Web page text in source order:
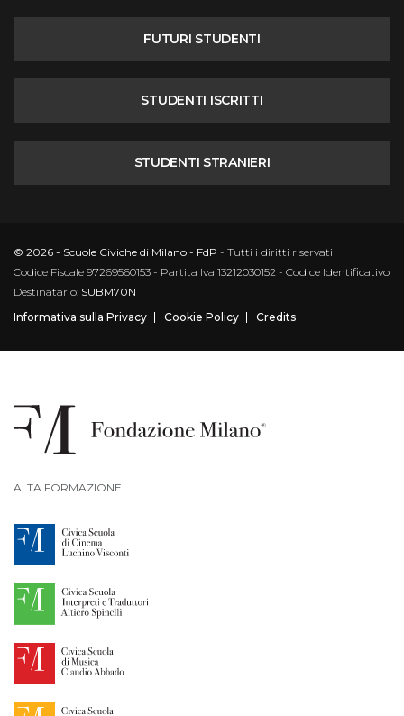
FUTURI STUDENTI
STUDENTI ISCRITTI
STUDENTI STRANIERI
© 2026 - Scuole Civiche di Milano - FdP - Tutti i diritti riservati
Codice Fiscale 97269560153 - Partita Iva 13212030152 - Codice Identificativo
Destinatario: SUBM70N
Informativa sulla Privacy
Cookie Policy Credits
ALTA FORMAZIONE